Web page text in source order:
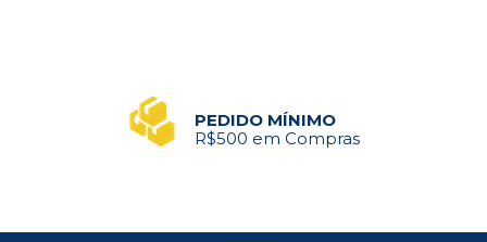
PEDIDO MÍNIMO
R$500 em Compras